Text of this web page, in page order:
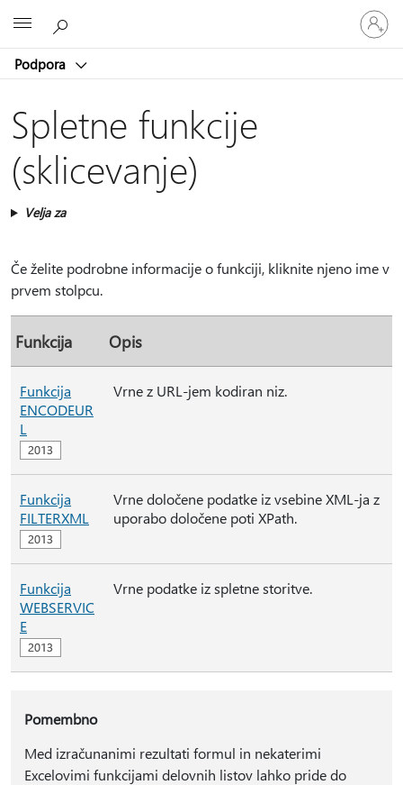
Podpora
Vpišite
se
v
račun
Spletne funkcije
(sklicevanje)
Velja za
Če želite podrobne informacije o funkciji, kliknite njeno ime v
prvem stolpcu.
Funkcija Opis
Funkcija
ENCODEUR
L
Vrne z URL-jem kodiran niz.
Funkcija
FILTERXML
Vrne določene podatke iz vsebine XML-ja z
uporabo določene poti XPath.
Funkcija
WEBSERVIC
E
Vrne podatke iz spletne storitve.
Pomembno
Med izračunanimi rezultati formul in nekaterimi
Excelovimi funkcijami delovnih listov lahko pride do